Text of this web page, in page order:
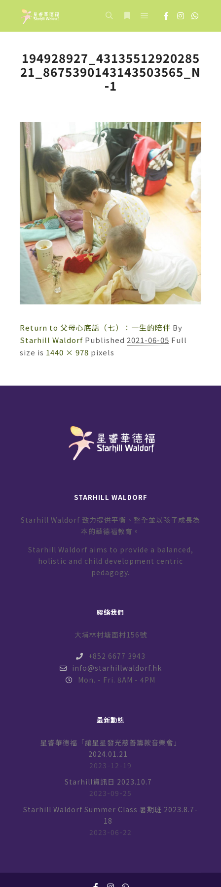
194928927_43135512920285
21_8675390143143503565_N
-1
Return to 父母心底話（七）：一生的陪伴 By
Starhill Waldorf Published 2021-06-05 Full
size is 1440 × 978 pixels
STARHILL WALDORF
Starhill Waldorf 致力提供平衡、整全並以孩子成長為
本的華德福教育。
Starhill Waldorf aims to provide a balanced,
holistic and child development centric
pedagogy.
聯絡我們
大埔林村塘面村156號
+852 6677 3943
info@starhillwaldorf.hk
Mon. - Fri. 8AM - 4PM
最新動態
星睿華德福「讓星星發光慈善籌款音樂會」
2024.01.21
2023-12-19
Starhill資訊日 2023.10.7
2023-09-25
Starhill Waldorf Summer Class 暑期班 2023.8.7-
18
2023-06-22